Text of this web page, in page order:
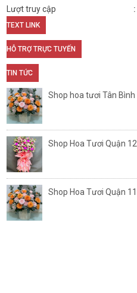
Lượt truy cập
TEXT LINK
HỖ TRỢ TRỰC TUYẾN
TIN TỨC
Shop hoa tươi Tân Bình
Shop Hoa Tươi Quận 12
Shop Hoa Tươi Quận 11